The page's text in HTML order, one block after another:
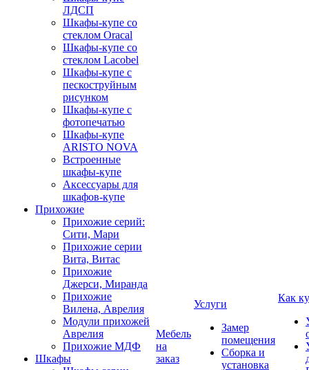
ЛДСП
Шкафы-купе со
стеклом Oracal
Шкафы-купе со
стеклом Lacobel
Шкафы-купе с
пескоструйным
рисунком
Шкафы-купе с
фотопечатью
Шкафы-купе
ARISTO NOVA
Встроенные
шкафы-купе
Аксессуары для
шкафов-купе
Прихожие
Прихожие серий:
Сити, Мари
Прихожие серии
Вита, Витас
Прихожие
Джерси, Миранда
Прихожие
Вилена, Аврелия
Модули прихожей
Аврелия
Прихожие МДФ
Шкафы
Мебель
на
заказ
Услуги
Замер
помещения
Сборка и
установка
Как